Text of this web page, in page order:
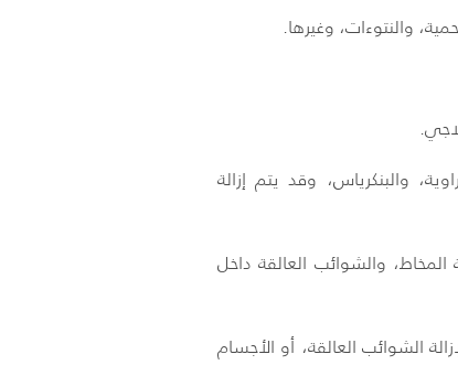
والنتوءات، وغيرها.
والبنكرياس، وقد يتم إزالة
والشوائب العالقة داخل
الشوائب العالقة، أو الأجسام